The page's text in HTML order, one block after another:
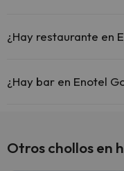
¿Hay restaurante en
¿Hay bar en Enotel
Otros chollos en